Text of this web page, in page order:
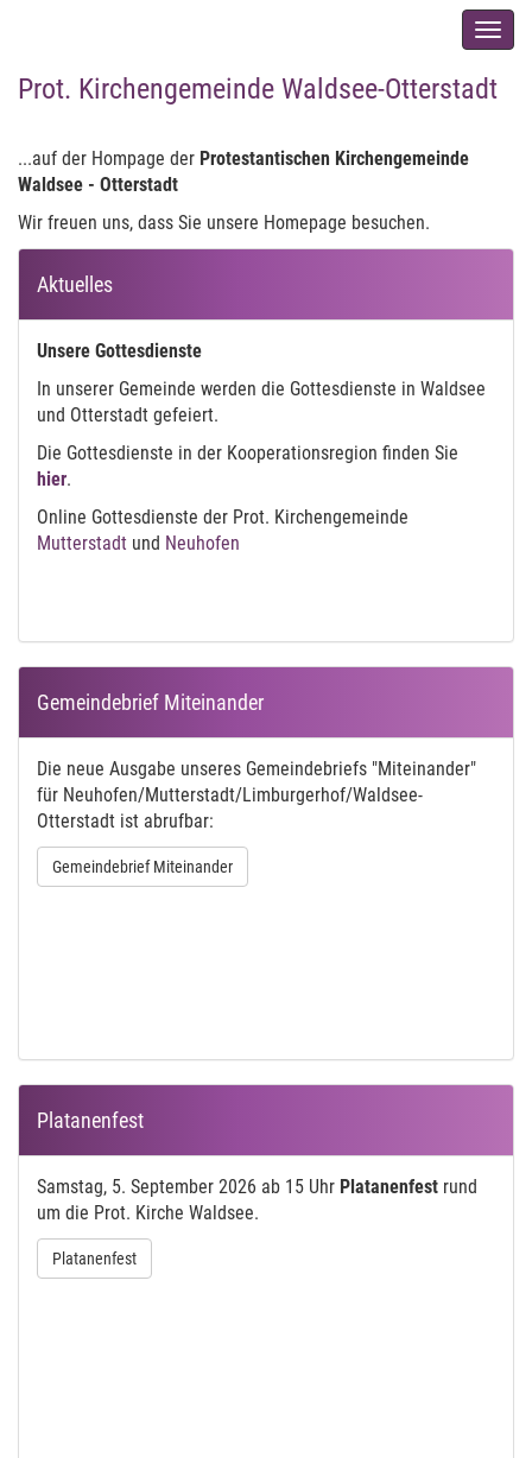
Prot. Kirchengemeinde Waldsee-Otterstadt
Herzlich willkommen...
...auf der Hompage der Protestantischen Kirchengemeinde
Waldsee - Otterstadt
Wir freuen uns, dass Sie unsere Homepage besuchen.
Aktuelles
Unsere Gottesdienste
In unserer Gemeinde werden die Gottesdienste in Waldsee
und Otterstadt gefeiert.
Die Gottesdienste in der Kooperationsregion finden Sie
hier.
Online Gottesdienste der Prot. Kirchengemeinde
Mutterstadt und Neuhofen
Gemeindebrief Miteinander
Die neue Ausgabe unseres Gemeindebriefs "Miteinander"
für Neuhofen/Mutterstadt/Limburgerhof/Waldsee-
Otterstadt ist abrufbar:
Gemeindebrief Miteinander
Platanenfest
Samstag, 5. September 2026 ab 15 Uhr Platanenfest rund
um die Prot. Kirche Waldsee.
Platanenfest